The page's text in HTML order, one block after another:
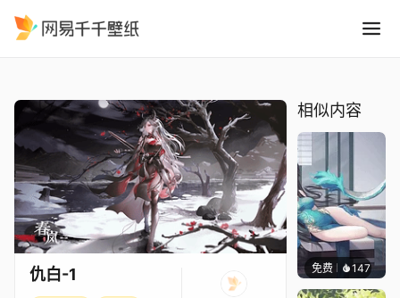
仇白-1
相似内容
免费 147